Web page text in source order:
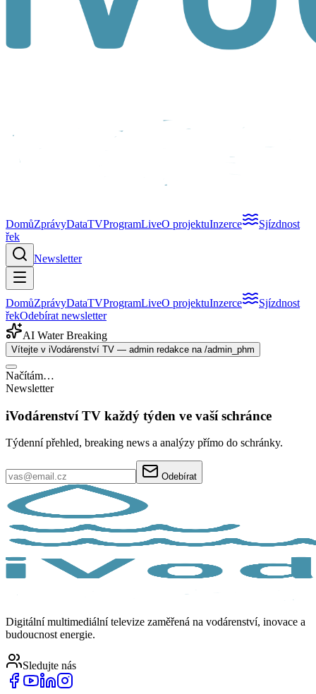
DomůZprávyDataTVProgramLiveO projektuInzerce
Sjízdnost
řek
Newsletter
DomůZprávyDataTVProgramLiveO projektuInzerce
Sjízdnost
řekOdebírat newsletter
AI Water Breaking
Vítejte v iVodárenství TV — admin redakce na /admin_phm
Načítám…
Newsletter
iVodárenství TV každý týden ve vaší schránce
Týdenní přehled, breaking news a analýzy přímo do schránky.
Odebírat
Digitální multimediální televize zaměřená na vodárenství, inovace a
budoucnost energie.
Sledujte nás